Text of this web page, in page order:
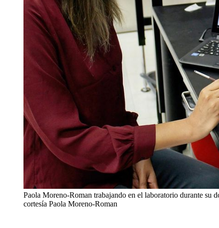
Paola Moreno-Roman trabajando en el laboratorio durante su
cortesía Paola Moreno-Roman